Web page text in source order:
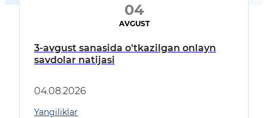
04
AVGUST
3-avgust sanasida o'tkazilgan onlayn
savdolar natijasi
04.08.2026
Yangiliklar